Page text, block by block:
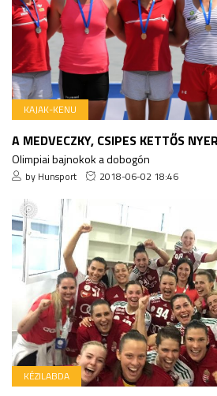
KAJAK-KENU
A MEDVECZKY, CSIPES KETTŐS
Olimpiai bajnokok a dobogón
by Hunsport 2018-06-02 18:46
KÉZILABDA